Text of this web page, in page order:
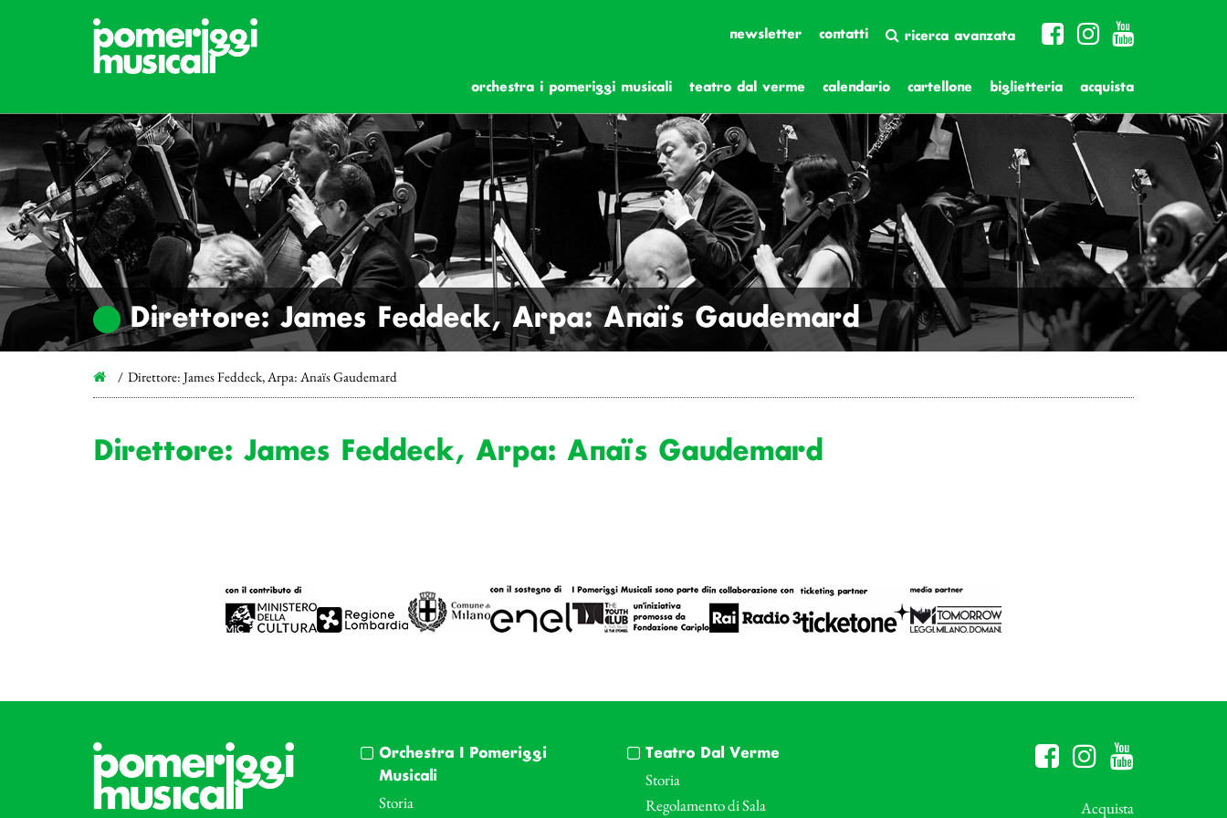
newsletter contatti ricerca avanzata
orchestra i pomeriggi musicali teatro dal verme calendario cartellone biglietteria acquista
Direttore: James Feddeck, Arpa: Anaïs Gaudemard
Direttore: James Feddeck, Arpa: Anaïs Gaudemard
Direttore: James Feddeck, Arpa: Anaïs Gaudemard
Orchestra I Pomeriggi
Musicali
Storia
Teatro Dal Verme
Storia
Regolamento di Sala
Acquista